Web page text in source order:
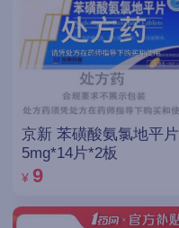
京新 苯磺酸氨氯地平片
5mg*14片*2板
¥ 9